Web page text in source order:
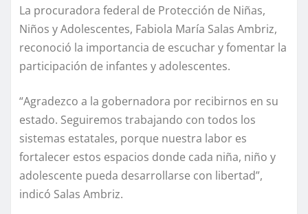
La procuradora federal de Protección de Niñas,
Niños y Adolescentes, Fabiola María Salas Ambriz,
reconoció la importancia de escuchar y fomentar la
participación de infantes y adolescentes.
“Agradezco a la gobernadora por recibirnos en su
estado. Seguiremos trabajando con todos los
sistemas estatales, porque nuestra labor es
fortalecer estos espacios donde cada niña, niño y
adolescente pueda desarrollarse con libertad”,
indicó Salas Ambriz.